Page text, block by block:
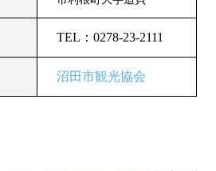
TEL：0278-23-2111
沼田市観光協会